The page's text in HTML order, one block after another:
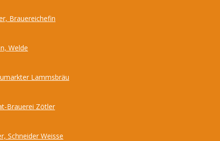
Brauereichefin
Welde
Lammsbräu
Brauerei Zötler
Schneider Weisse